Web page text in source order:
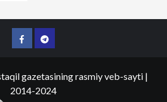
FacebookTelegram
gazetasining rasmiy veb-sayti |
2014-2024